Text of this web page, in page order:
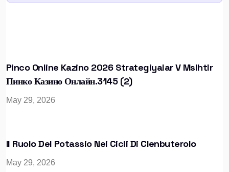
Pinco Online Kazino 2026 Strategiyalar V Mslhtlr
Пинко Казино Онлайн.3145 (2)
May 29, 2026
Il Ruolo Del Potassio Nei Cicli Di Clenbuterolo
May 29, 2026